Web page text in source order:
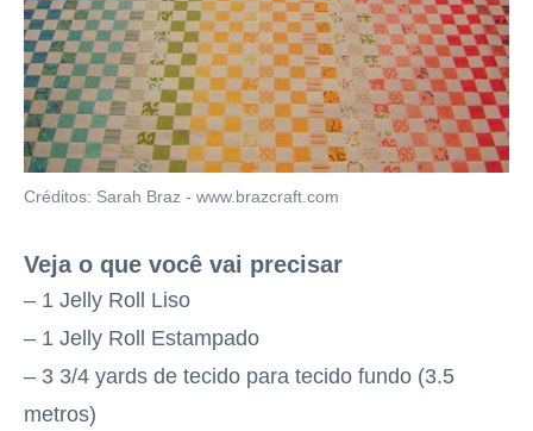
Créditos: Sarah Braz - www.brazcraft.com
Veja o que você vai precisar
– 1 Jelly Roll Liso
– 1 Jelly Roll Estampado
– 3 3/4 yards de tecido para tecido fundo (3.5
metros)